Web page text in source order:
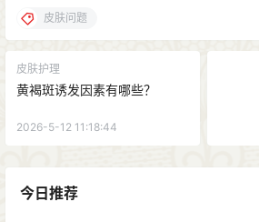
皮肤问题
皮肤护理
黄褐斑诱发因素有哪些？
2026-5-12 11:18:44
今日推荐